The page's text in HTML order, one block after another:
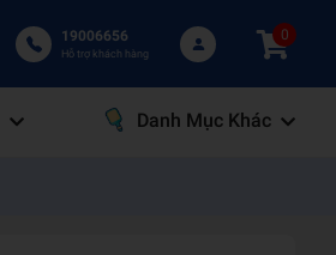
19006656
Hỗ trợ khách hàng
0
Danh Mục Khác